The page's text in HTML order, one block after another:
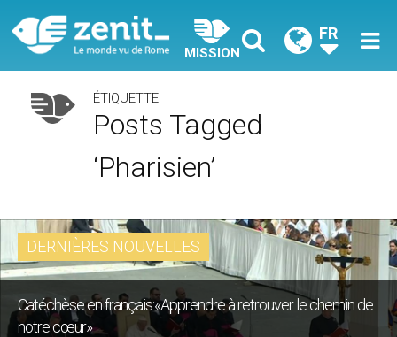
MISSION
FR
ÉTIQUETTE
Posts Tagged
‘pharisien’
DERNIÈRES NOUVELLES
Catéchèse en français:«Apprendre à retrouver le chemin de
notre cœur»